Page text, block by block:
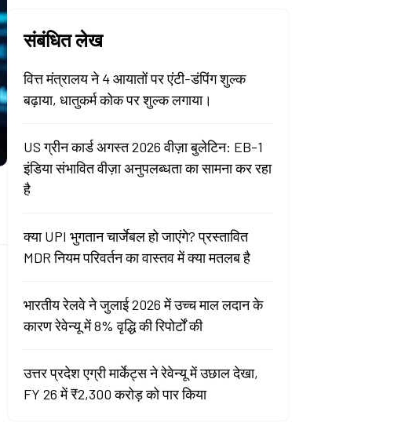
संबंधित लेख
वित्त मंत्रालय ने 4 आयातों पर एंटी-डंपिंग शुल्क
बढ़ाया, धातुकर्म कोक पर शुल्क लगाया।
US ग्रीन कार्ड अगस्त 2026 वीज़ा बुलेटिन: EB-1
इंडिया संभावित वीज़ा अनुपलब्धता का सामना कर रहा
है
क्या UPI भुगतान चार्जेबल हो जाएंगे? प्रस्तावित
MDR नियम परिवर्तन का वास्तव में क्या मतलब है
भारतीय रेलवे ने जुलाई 2026 में उच्च माल लदान के
कारण रेवेन्यू में 8% वृद्धि की रिपोर्टों की
उत्तर प्रदेश एग्री मार्केट्स ने रेवेन्यू में उछाल देखा,
FY 26 में ₹2,300 करोड़ को पार किया